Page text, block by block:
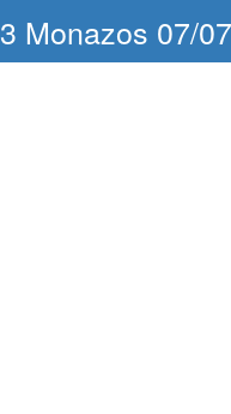
3 Monazos 07/